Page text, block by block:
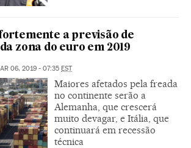
a previsão de
zona do euro em 2019
06, 2019 - 07:35 EST
Maiores afetados pela freada
no continente serão a
Alemanha, que crescerá
muito devagar, e Itália, que
continuará em recessão
técnica